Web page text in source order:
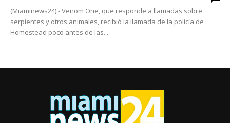
(Miaminews24).- Venom One, que responde a llamadas sobre
serpientes y otros animales, recibió la llamada de la policía de
Homestead poco antes de las...